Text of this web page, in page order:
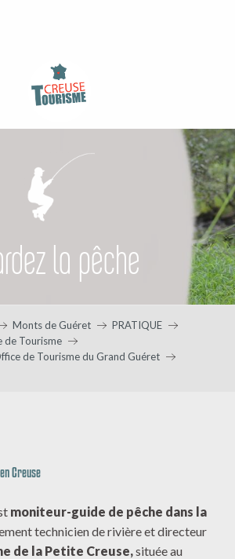
la pêche
Monts de Guéret
PRATIQUE
de Tourisme
de Tourisme du Grand Guéret
Creuse
moniteur-guide de pêche dans la
technicien de rivière et directeur
de la Petite Creuse,située au